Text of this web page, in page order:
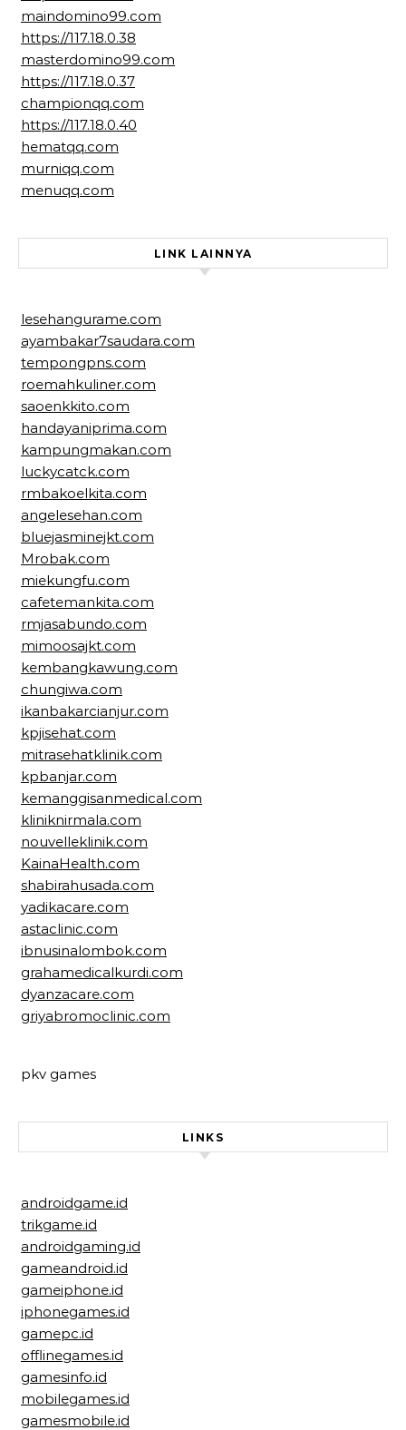
maindomino99.com
https://117.18.0.38
masterdomino99.com
https://117.18.0.37
championqq.com
https://117.18.0.40
hematqq.com
murniqq.com
menuqq.com
LINK LAINNYA
lesehangurame.com
ayambakar7saudara.com
tempongpns.com
roemahkuliner.com
saoenkkito.com
handayaniprima.com
kampungmakan.com
luckycatck.com
rmbakoelkita.com
angelesehan.com
bluejasminejkt.com
Mrobak.com
miekungfu.com
cafetemankita.com
rmjasabundo.com
mimoosajkt.com
kembangkawung.com
chungiwa.com
ikanbakarcianjur.com
kpjisehat.com
mitrasehatklinik.com
kpbanjar.com
kemanggisanmedical.com
kliniknirmala.com
nouvelleklinik.com
KainaHealth.com
shabirahusada.com
yadikacare.com
astaclinic.com
ibnusinalombok.com
grahamedicalkurdi.com
dyanzacare.com
griyabromoclinic.com
pkv games
LINKS
androidgame.id
trikgame.id
androidgaming.id
gameandroid.id
gameiphone.id
iphonegames.id
gamepc.id
offlinegames.id
gamesinfo.id
mobilegames.id
gamesmobile.id